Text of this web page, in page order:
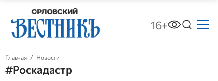
16+
Главная Новости
#Роскадастр